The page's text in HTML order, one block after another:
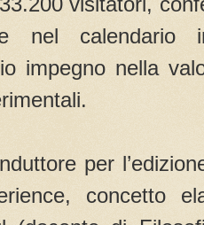
nel calendario
impegno nella
per
concetto